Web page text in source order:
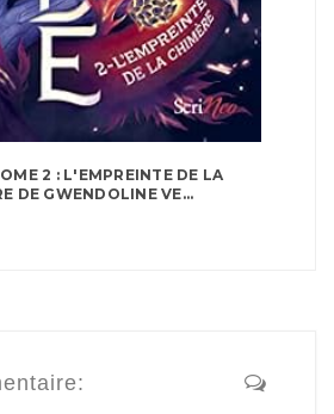
2 : L'EMPREINTE DE LA
DE GWENDOLINE VE...